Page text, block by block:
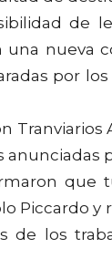
de
nueva
por
que
Piccardo
de los